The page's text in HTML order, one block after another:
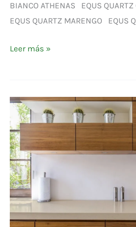
BIANCO ATHENAS EQUS QUARTZ
EQUS QUARTZ MARENGO EQUS
Leer más »
EQUS
QUARTZ
VAINILLA